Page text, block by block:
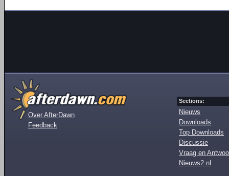
Over AfterDawn
Feedback
Sections:
Nieuws
Downloads
Top Downloads
Discussie
Vraag en
Nieuws2.nl